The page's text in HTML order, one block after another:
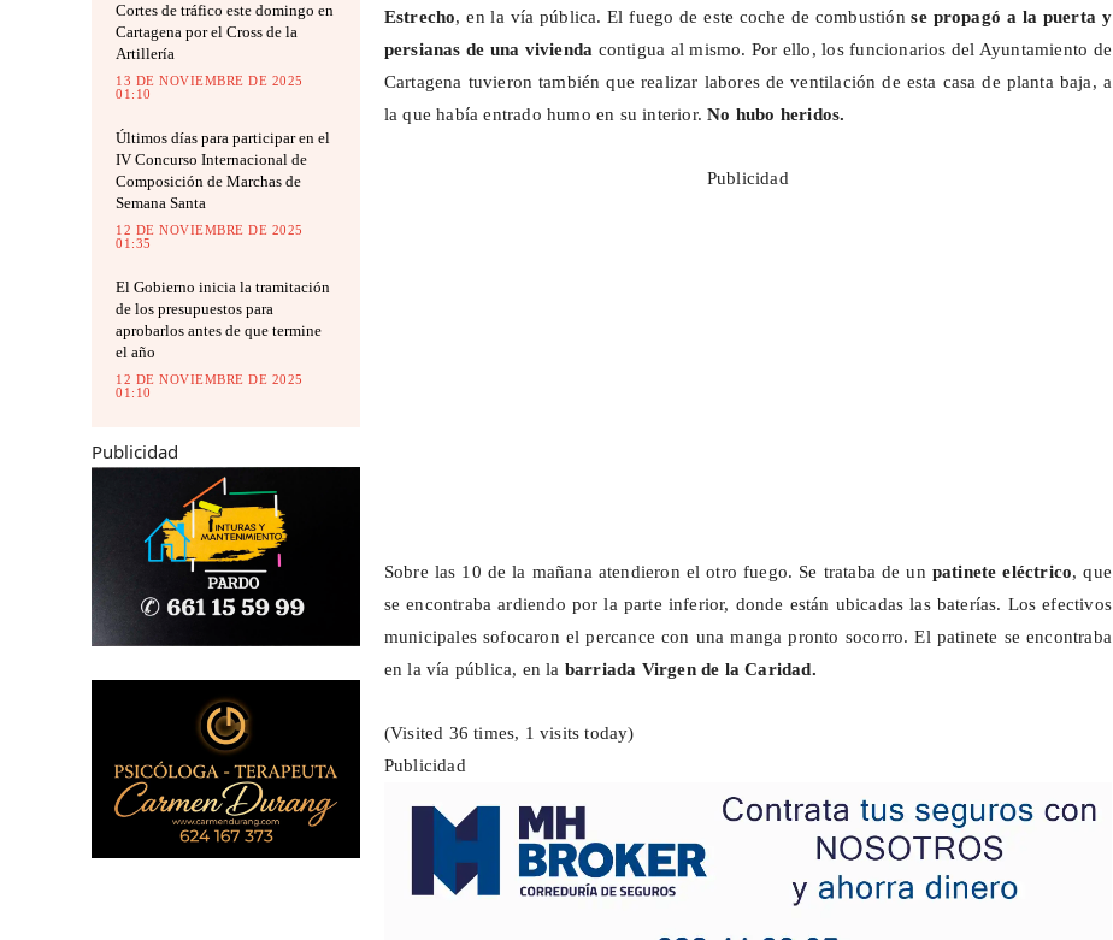
Cortes de tráfico este domingo en
Cartagena por el Cross de la
Artillería
13 DE NOVIEMBRE DE 2025
01:10
Últimos días para participar en el
IV Concurso Internacional de
Composición de Marchas de
Semana Santa
12 DE NOVIEMBRE DE 2025
01:35
El Gobierno inicia la tramitación
de los presupuestos para
aprobarlos antes de que termine
el año
12 DE NOVIEMBRE DE 2025
01:10
Publicidad
Estrecho, en la vía pública. El fuego de este coche de combustiónse propagó a la puerta y
persianas de una vivienda contigua al mismo. Por ello, los funcionarios del Ayuntamiento de
Cartagena tuvieron también que realizar labores de ventilación de esta casa de planta baja, a
la que había entrado humo en su interior.No hubo heridos.
Publicidad
Sobre las 10 de la mañana atendieron el otro fuego. Se trataba de un patinete eléctrico, que
se encontraba ardiendo por la parte inferior, donde están ubicadas las baterías. Los efectivos
municipales sofocaron el percance con una manga pronto socorro. El patinete se encontraba
en la vía pública, en la barriada Virgen de la Caridad.
(Visited 36 times, 1 visits today)
Publicidad